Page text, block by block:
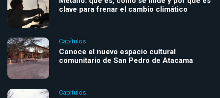
clave para frenar el cambio climático
Capítulos
Conoce el nuevo espacio cultural
comunitario de San Pedro de Atacama
Capítulos